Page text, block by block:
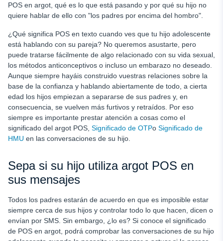
POS en argot, qué es lo que está pasando y por qué su hijo no
quiere hablar de ello con "los padres por encima del hombro".
¿Qué significa POS en texto cuando ves que tu hijo adolescente
está hablando con su pareja? No queremos asustarte, pero
puede tratarse fácilmente de algo relacionado con su vida sexual,
los métodos anticonceptivos o incluso un embarazo no deseado.
Aunque siempre hayáis construido vuestras relaciones sobre la
base de la confianza y hablando abiertamente de todo, a cierta
edad los hijos empiezan a separarse de sus padres y, en
consecuencia, se vuelven más furtivos y retraídos. Por eso
siempre es importante prestar atención a cosas como el
significado del argot POS, Significado de OTPo Significado de
HMU en las conversaciones de su hijo.
Sepa si su hijo utiliza argot POS en
sus mensajes
Todos los padres estarán de acuerdo en que es imposible estar
siempre cerca de sus hijos y controlar todo lo que hacen, dicen o
envían por SMS. Sin embargo, ¿lo es? Si conoce el significado
de POS en argot, podrá comprobar las conversaciones de su hijo